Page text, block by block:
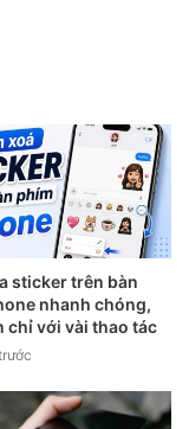
khả năng đa
đó, OPPO cũng
bị được hỗ trợ cập
52 thiết bị của
sticker trên bàn
nhanh chóng,
chỉ với vài thao tác